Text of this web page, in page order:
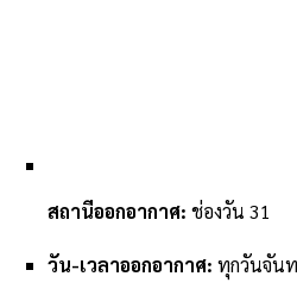
สถานีออกอากาศ: ช่องวัน 31
วัน-เวลาออกอากาศ: ทุกวันจันท